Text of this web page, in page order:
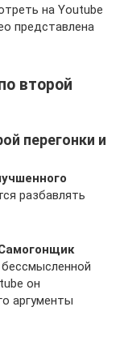
на Youtube
представлена
второй
перегонки и
разбавлять
он
аргументы